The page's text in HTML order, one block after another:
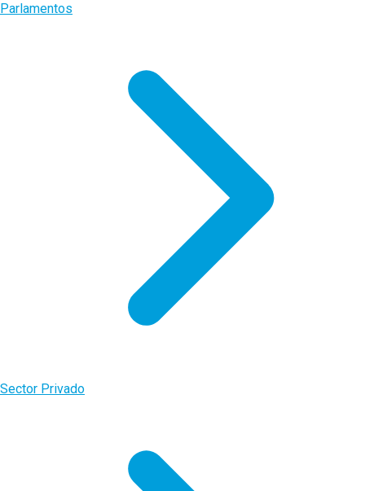
Parlamentos
Sector Privado